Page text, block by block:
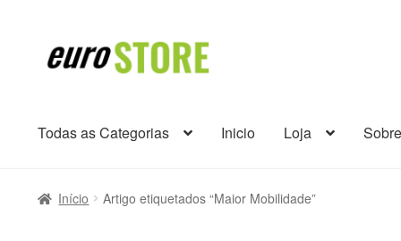
para
Saltar
para
Todas as Categorias
Inicio Loja
Início Artigo etiquetados “Maior Mobilidade”